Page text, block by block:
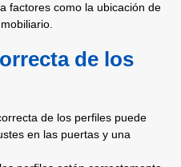
factores como la ubicación de
de los
de los perfiles puede
en las puertas y una